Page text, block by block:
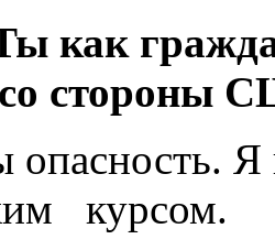
как
со стороны
опасность.
курсом.